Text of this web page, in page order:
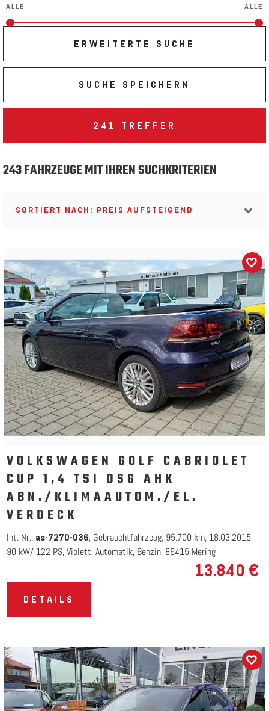
ERWEITERTE SUCHE
SUCHE SPEICHERN
241 TREFFER
243 FAHRZEUGE MIT IHREN SUCHKRITERIEN
SORTIERT NACH: PREIS AUFSTEIGEND
VOLKSWAGEN GOLF CABRIOLET
CUP 1,4 TSI DSG AHK
ABN./KLIMAAUTOM./EL.
VERDECK
Int. Nr.: as-7270-036 Gebrauchtfahrzeug 95.700 km 18.03.2015
90 kW/ 122 PS Violett Automatik Benzin 86415 Mering
13.840 €
DETAILS